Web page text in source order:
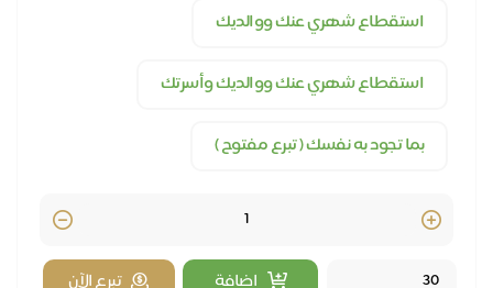
استقطاع شهري عنك ووالديك
استقطاع شهري عنك ووالديك وأسرتك
بما تجود به نفسك ( تبرع مفتوح )
Quantity
اضافة
تبرع الآن